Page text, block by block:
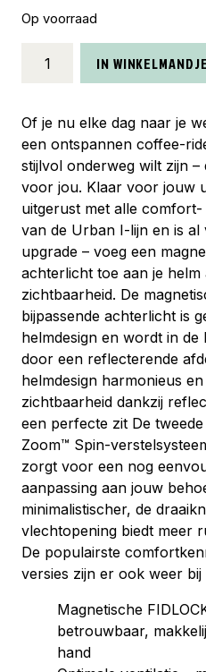
Op voorraad
helm
I
4.0
LR
signal
silver
S
51-
55cm
aantal
IN WINKELMANDJE
Of je nu elke dag naar je
een ontspannen coffee-
stijlvol onderweg wilt zijn
voor jou. Klaar voor jouw
uitgerust met alle comfort-
van de Urban I-lijn en is
upgrade – voeg een
achterlicht toe aan je
zichtbaarheid. De
bijpassende achterlicht is
helmdesign en wordt in de
door een reflecterende
helmdesign harmonieus
zichtbaarheid dankzij
een perfecte zit De
Zoom™ Spin-
zorgt voor een nog
aanpassing aan jouw
minimalistischer, de
vlechtopening biedt meer
De populairste
versies zijn er ook weer bij
Magnetische
betrouwbaar,
hand